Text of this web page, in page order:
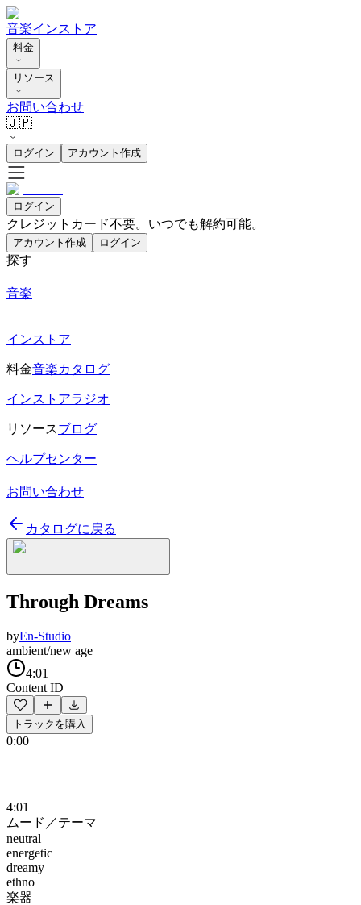
音楽インストア
料金
リソース
お問い合わせ
🇯🇵
ログイン アカウント作成
ログイン
クレジットカード不要。いつでも解約可能。
アカウント作成 ログイン
探す
音楽
インストア
料金音楽カタログ
インストアラジオ
リソースブログ
ヘルプセンター
お問い合わせ
カタログに戻る
Through Dreams
byEn-Studio
ambient/new age
4:01
Content ID
トラックを購入
0:00
4:01
ムード／テーマ
neutral
energetic
dreamy
ethno
楽器